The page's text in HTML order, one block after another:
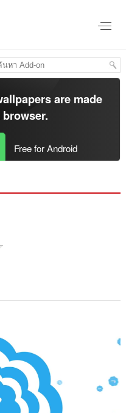
are made
browser.
Free for Android